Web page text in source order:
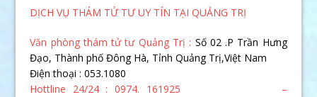
DỊCH VỤ THÁM TỬ TƯ UY TÍN TẠI QUẢNG TRỊ
Văn phòng thám tử tư Quảng Trị : Số 02 .P Trần Hưng
Đạo, Thành phố Đông Hà, Tỉnh Quảng Trị,Việt Nam
Điện thoại : 053.1080
Hottline 24/24 : 0974. 161925 –